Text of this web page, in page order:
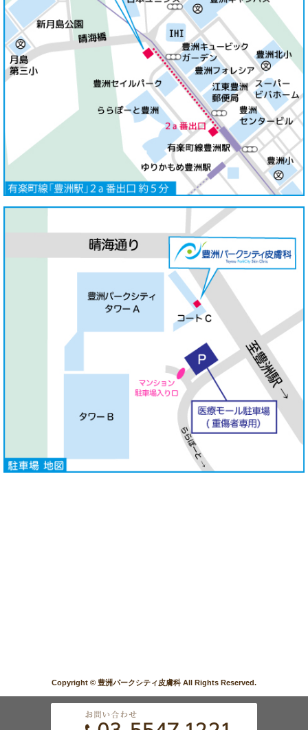
Copyright © 豊洲パークシティ皮膚科 All Rights Reserved.